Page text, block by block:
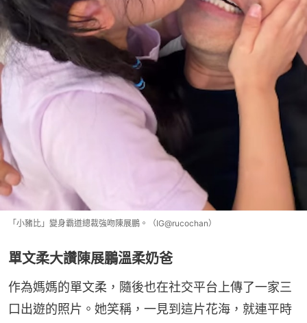
「小豬比」變身霸道總裁強吻陳展鵬。（IG@rucochan）
單文柔大讚陳展鵬溫柔奶爸
作為媽媽的單文柔，隨後也在社交平台上傳了一家三
口出遊的照片。她笑稱，一見到這片花海，就連平時